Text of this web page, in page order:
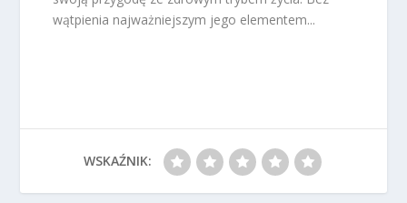
wątpienia najważniejszym jego elementem...
WSKAŹNIK: